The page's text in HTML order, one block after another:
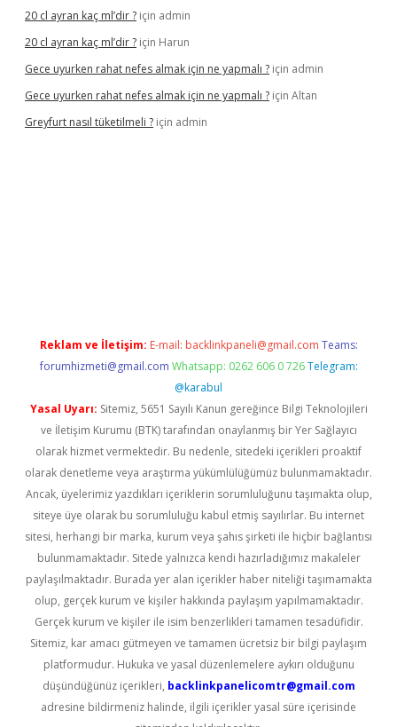
20 cl ayran kaç ml’dir ? için admin
20 cl ayran kaç ml’dir ? için Harun
Gece uyurken rahat nefes almak için ne yapmalı ? için admin
Gece uyurken rahat nefes almak için ne yapmalı ? için Altan
Greyfurt nasıl tüketilmeli ? için admin
Reklam ve İletişim: E-mail: backlinkpaneli@gmail.com Teams:
forumhizmeti@gmail.com Whatsapp: 0262 606 0 726 Telegram:
@karabul
Yasal Uyarı: Sitemiz, 5651 Sayılı Kanun gereğince Bilgi Teknolojileri
ve İletişim Kurumu (BTK) tarafından onaylanmış bir Yer Sağlayıcı
olarak hizmet vermektedir. Bu nedenle, sitedeki içerikleri proaktif
olarak denetleme veya araştırma yükümlülüğümüz bulunmamaktadır.
Ancak, üyelerimiz yazdıkları içeriklerin sorumluluğunu taşımakta olup,
siteye üye olarak bu sorumluluğu kabul etmiş sayılırlar. Bu internet
sitesi, herhangi bir marka, kurum veya şahıs şirketi ile hiçbir bağlantısı
bulunmamaktadır. Sitede yalnızca kendi hazırladığımız makaleler
paylaşılmaktadır. Burada yer alan içerikler haber niteliği taşımamakta
olup, gerçek kurum ve kişiler hakkında paylaşım yapılmamaktadır.
Gerçek kurum ve kişiler ile isim benzerlikleri tamamen tesadüfidir.
Sitemiz, kar amacı gütmeyen ve tamamen ücretsiz bir bilgi paylaşım
platformudur. Hukuka ve yasal düzenlemelere aykırı olduğunu
düşündüğünüz içerikleri, backlinkpanelicomtr@gmail.com
adresine bildirmeniz halinde, ilgili içerikler yasal süre içerisinde